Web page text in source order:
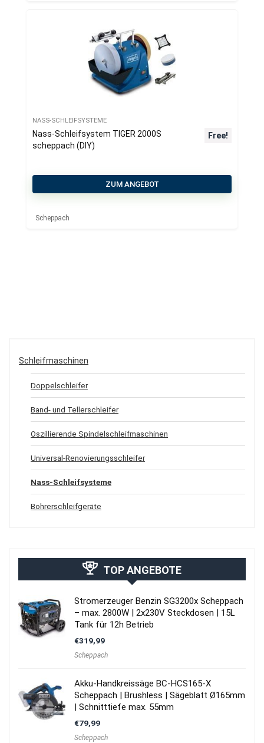
NASS-SCHLEIFSYSTEME
Nass-Schleifsystem TIGER 2000S
scheppach (DIY)
Free!
ZUM ANGEBOT
Scheppach
Schleifmaschinen
Doppelschleifer
Band- und Tellerschleifer
Oszillierende Spindelschleifmaschinen
Universal-Renovierungsschleifer
Nass-Schleifsysteme
Bohrerschleifgeräte
TOP ANGEBOTE
Stromerzeuger Benzin SG3200x Scheppach
– max. 2800W | 2x230V Steckdosen | 15L
Tank für 12h Betrieb
€319,99
Scheppach
Akku-Handkreissäge BC-HCS165-X
Scheppach | Brushless | Sägeblatt Ø165mm
| Schnitttiefe max. 55mm
€79,99
Scheppach